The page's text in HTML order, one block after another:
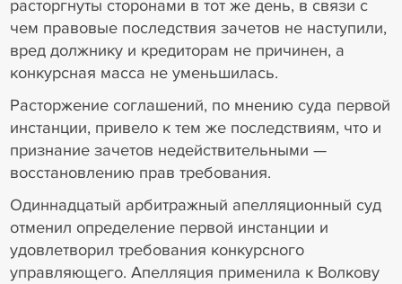
расторгнуты сторонами в тот же день, в связи с
чем правовые последствия зачетов не наступили,
вред должнику и кредиторам не причинен, а
конкурсная масса не уменьшилась.
Расторжение соглашений, по мнению суда первой
инстанции, привело к тем же последствиям, что и
признание зачетов недействительными —
восстановлению прав требования.
Одиннадцатый арбитражный апелляционный суд
отменил определение первой инстанции и
удовлетворил требования конкурсного
управляющего. Апелляция применила к Волкову